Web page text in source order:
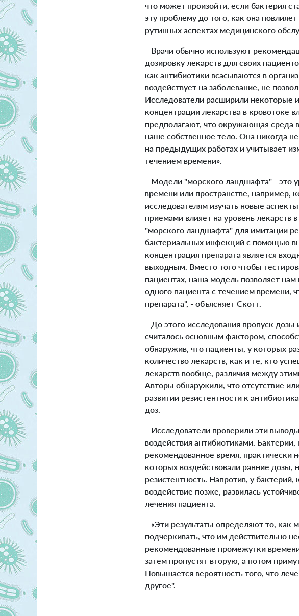
что может произойти, если бактерия
эту проблему до того, как она
рутинных аспектах медицинского
Врачи обычно используют
дозировку лекарств для своих
как антибиотики всасываются в
воздействует на заболевание, не
Исследователи расширили некоторые
концентрации лекарства в кровотоке
предполагают, что окружающая среда
наше собственное тело. Она никогда
на предыдущих работах и учитывает
течением времени».
Модели "морского ландшафта" - это
времени или пространстве, например,
исследователям изучать новые
приемами влияет на уровень лекарств
"морского ландшафта" для имитации
бактериальных инфекций с помощью
концентрация препарата является
выходным. Вместо того чтобы
пациентах, наша модель позволяет
одного пациента с течением времени,
препарата", - объясняет Скотт.
До этого исследования пропуск
считалось основным фактором,
обнаружив, что пациенты, у которых
количество лекарств, как и те, кто
лекарств вообще, различия между
Авторы обнаружили, что отсутствие
развитии резистентности к
доз.
Исследователи проверили эти
воздействия антибиотиками.
рекомендованное время, практически
которых воздействовали ранние дозы,
резистентность. Напротив, у
воздействие позже, развилась
лечения пациента.
«Эти результаты определяют то, как
подчеркивать, что им действительно
рекомендованные промежутки
затем пропустят вторую, а потом
Повышается вероятность того, что
другое".